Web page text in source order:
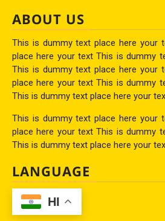
ABOUT US
This is dummy text place here your
place here your text This is dummy
This is dummy text place here your
place here your text This is dummy
This is dummy text place here your
This is dummy text place here your
place here your text This is dummy
This is dummy text place here your
LANGUAGE
HI